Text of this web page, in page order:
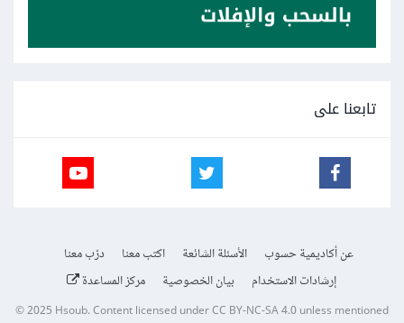
تابعنا على
عن أكاديمية حسوب الأسئلة الشائعة اكتب معنا
درّب معنا
إرشادات الاستخدام
بيان الخصوصية مركز المساعدة
© 2025Hsoub.Content licensed underCC BY-NC-SA 4.0unless mentioned